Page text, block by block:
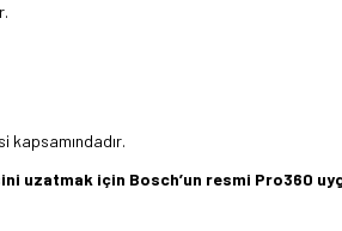
kapsamındadır.
uzatmak için Bosch’un resmi Pro360